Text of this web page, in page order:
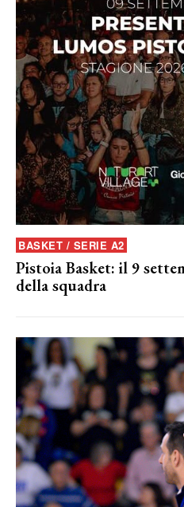
BASKET / SERIE A2
Pistoia Basket: il 9
della squadra